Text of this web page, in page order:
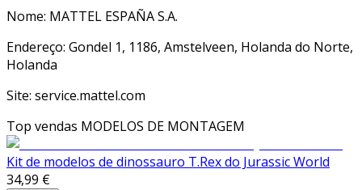
Nome: MATTEL ESPAÑA S.A.
Endereço: Gondel 1, 1186, Amstelveen, Holanda do Norte,
Holanda
Site: service.mattel.com
Top vendas MODELOS DE MONTAGEM
Kit de modelos de dinossauro T.Rex do Jurassic World
34,99 €